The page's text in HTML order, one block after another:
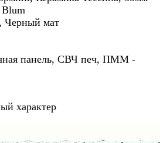
мат
панель, СВЧ печ, ПММ -
характер